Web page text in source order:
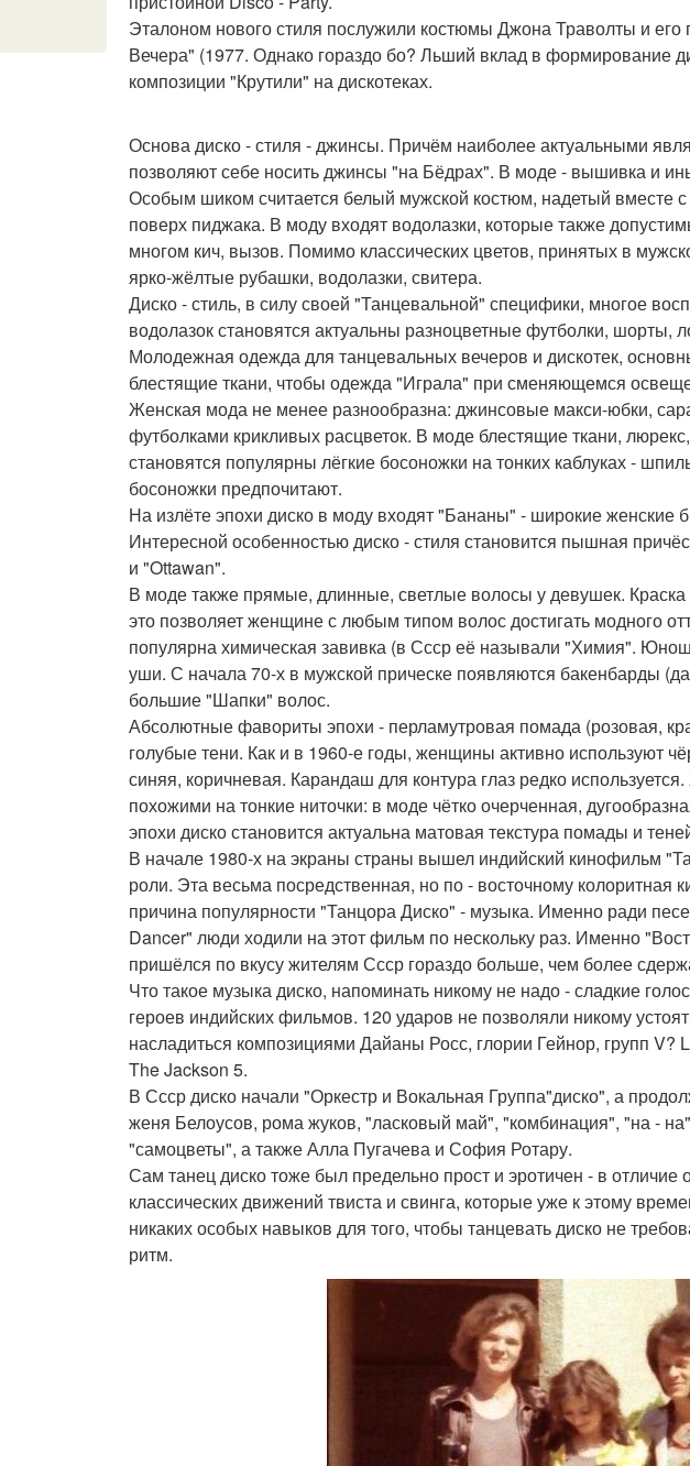
Эталоном нового стиля послужили костюмы Джона Траволты и
Вечера" (1977. Однако гораздо бо? Льший вклад в формирование
композиции "Крутили" на дискотеках.
Основа диско - стиля - джинсы. Причём наиболее актуальными
позволяют себе носить джинсы "на Бёдрах". В моде - вышивка и
Особым шиком считается белый мужской костюм, надетый вместе
поверх пиджака. В моду входят водолазки, которые также
многом кич, вызов. Помимо классических цветов, принятых в
ярко-жёлтые рубашки, водолазки, свитера.
Диско - стиль, в силу своей "Танцевальной" специфики, многое
водолазок становятся актуальны разноцветные футболки, шорты,
Молодежная одежда для танцевальных вечеров и дискотек,
блестящие ткани, чтобы одежда "Играла" при сменяющемся
Женская мода не менее разнообразна: джинсовые макси-юбки,
футболками крикливых расцветок. В моде блестящие ткани,
становятся популярны лёгкие босоножки на тонких каблуках -
босоножки предпочитают.
На излёте эпохи диско в моду входят "Бананы" - широкие женские
Интересной особенностью диско - стиля становится пышная
и "Ottawan".
В моде также прямые, длинные, светлые волосы у девушек.
это позволяет женщине с любым типом волос достигать модного
популярна химическая завивка (в Ссср её называли "Химия".
уши. С начала 70-х в мужской прическе появляются бакенбарды
большие "Шапки" волос.
Абсолютные фавориты эпохи - перламутровая помада (розовая,
голубые тени. Как и в 1960-е годы, женщины активно используют
синяя, коричневая. Карандаш для контура глаз редко
похожими на тонкие ниточки: в моде чётко очерченная,
эпохи диско становится актуальна матовая текстура помады и
В начале 1980-х на экраны страны вышел индийский кинофильм
роли. Эта весьма посредственная, но по - восточному колоритная
причина популярности "Танцора Диско" - музыка. Именно ради
Dancer" люди ходили на этот фильм по нескольку раз. Именно
пришёлся по вкусу жителям Ссср гораздо больше, чем более
Что такое музыка диско, напоминать никому не надо - сладкие
героев индийских фильмов. 120 ударов не позволяли никому
насладиться композициями Дайаны Росс, глории Гейнор, групп
The Jackson 5.
В Ссср диско начали "Оркестр и Вокальная Группа"диско", а
женя Белоусов, рома жуков, "ласковый май", "комбинация", "на -
"самоцветы", а также Алла Пугачева и София Ротару.
Сам танец диско тоже был предельно прост и эротичен - в отличие
классических движений твиста и свинга, которые уже к этому
никаких особых навыков для того, чтобы танцевать диско не
ритм.